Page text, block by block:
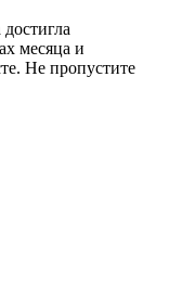
месяца и
Не пропустите